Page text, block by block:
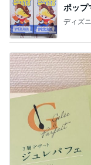
ポップ
ディズ